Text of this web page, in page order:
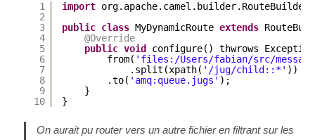
1
2
3
4
5
6
7
8
9
10
import org.apache.camel.builder.RouteBuilder;
public class MyDynamicRoute extends
@Override
public void
configure() thwrows
from( 'files:/Users/fabian/src/
.split(xpath( '/jug/child::*' ))
.to( 'amq:queue.jugs' );
}
}
On aurait pu router vers un autre fichier en filtrant sur les